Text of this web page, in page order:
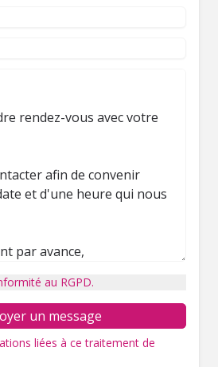
au RGPD.
un message
liées à ce traitement de